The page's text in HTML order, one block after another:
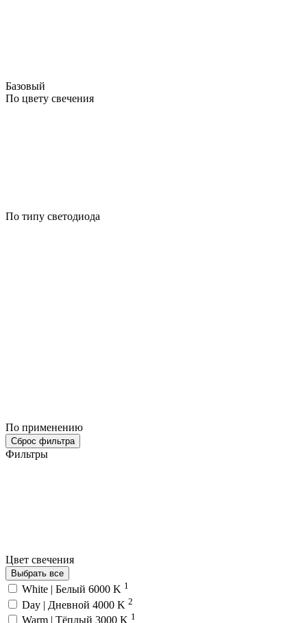
Базовый
По цвету свечения
По типу светодиода
По применению
Сброс фильтра
Фильтры
Цвет свечения
Выбрать все
White | Белый 6000 K 1
Day | Дневной 4000 K 2
Warm | Тёплый 3000 K 1